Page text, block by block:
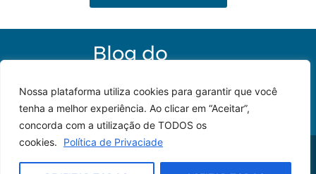
Nossa plataforma utiliza cookies para garantir que você
tenha a melhor experiência. Ao clicar em “Aceitar”,
concorda com a utilização de TODOS os
cookies.
Política de Privaciade